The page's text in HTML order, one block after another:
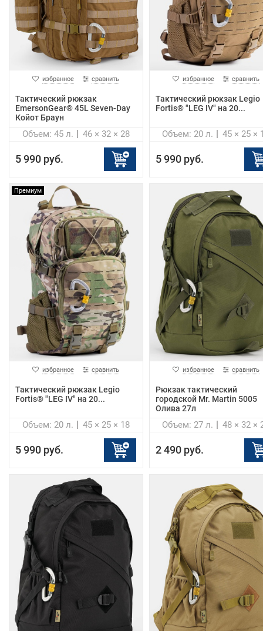
избранное сравнить
Тактический рюкзак
EmersonGear® 45L Seven-Day
Койот Браун
46 × 32 × 28
Объем: 45 л.
5 990 руб.
избранное сравнить
Тактический рюкзак Legio
Fortis® "LEG IV" на 20...
45 × 25 ×
Объем: 20 л.
5 990 руб.
Премиум
избранное сравнить
Тактический рюкзак Legio
Fortis® "LEG IV" на 20...
45 × 25 × 18
Объем: 20 л.
5 990 руб.
избранное сравнить
Рюкзак тактический
городской Mr. Martin 5005
Олива 27л
48 × 32 ×
Объем: 27 л.
2 490 руб.